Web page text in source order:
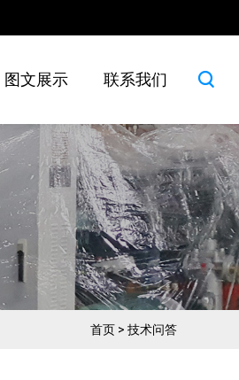
图文展示 联系我们
首页 > 技术问答